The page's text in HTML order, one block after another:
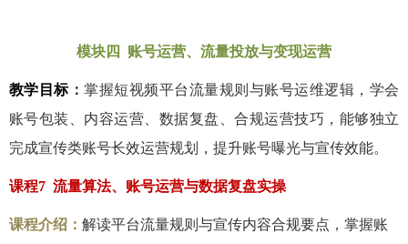
模块四 账号运营、流量投放与变现运营
教学目标：掌握短视频平台流量规则与账号运维逻辑，学会
账号包装、内容运营、数据复盘、合规运营技巧，能够独立
完成宣传类账号长效运营规划，提升账号曝光与宣传效能。
课程7 流量算法、账号运营与数据复盘实操
课程介绍： 解读平台流量规则与宣传内容合规要点，掌握账